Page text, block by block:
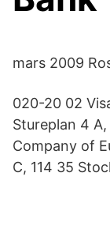
mars 2009
020-20 02
Stureplan 4
Company of
C, 114 35